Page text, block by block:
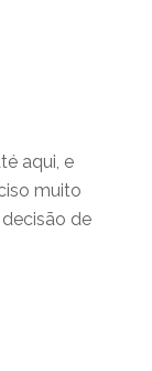
aqui, e
muito
de